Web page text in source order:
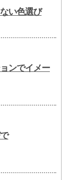
い色選び
ンでイメー